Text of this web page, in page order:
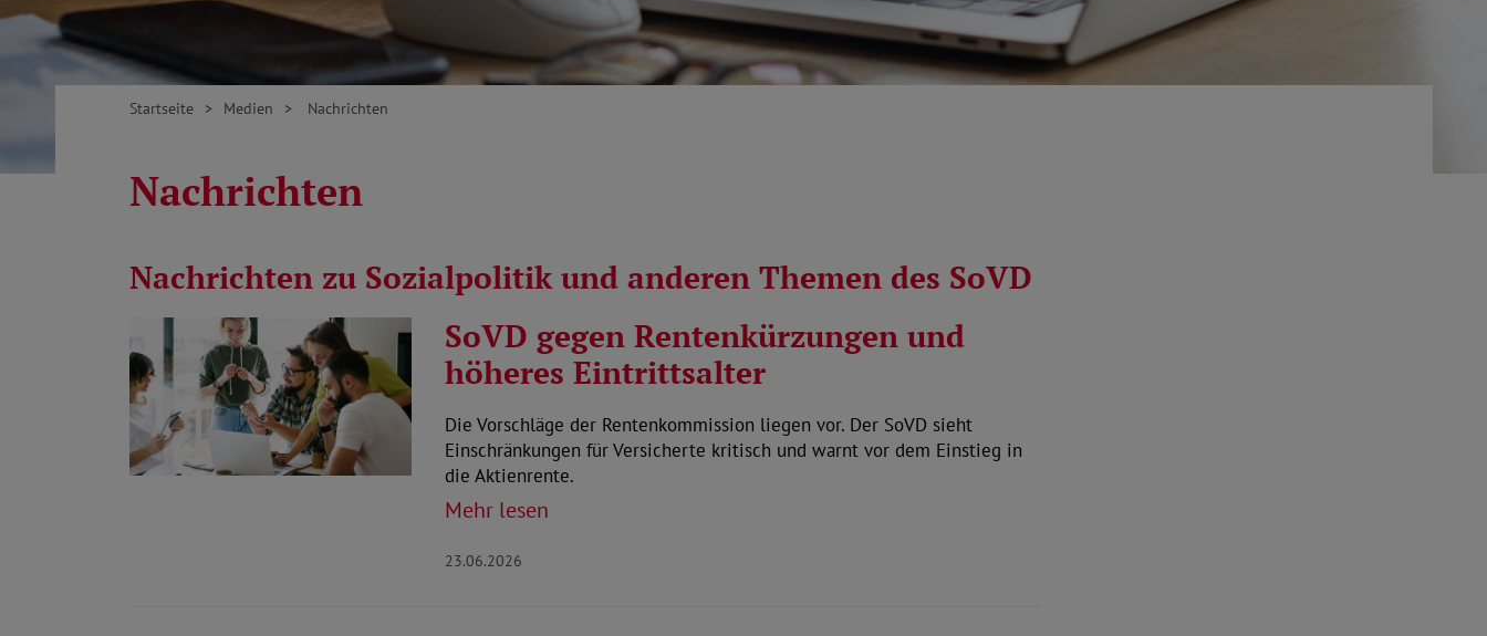
Startseite Medien Nachrichten
Nachrichten
Nachrichten zu Sozialpolitik und anderen Themen des SoVD
SoVD gegen Rentenkürzungen und
höheres Eintrittsalter
Die Vorschläge der Rentenkommission liegen vor. Der SoVD sieht
Einschränkungen für Versicherte kritisch und warnt vor dem Einstieg in
die Aktienrente.
Mehr lesen
23.06.2026